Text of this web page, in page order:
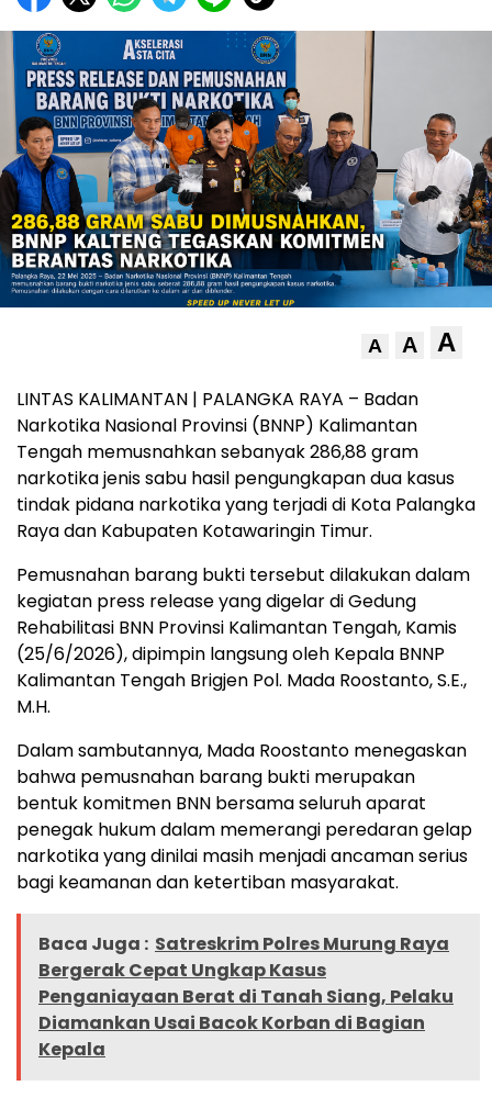
A A A
LINTAS KALIMANTAN | PALANGKA RAYA – Badan
Narkotika Nasional Provinsi (BNNP) Kalimantan
Tengah memusnahkan sebanyak 286,88 gram
narkotika jenis sabu hasil pengungkapan dua kasus
tindak pidana narkotika yang terjadi di Kota Palangka
Raya dan Kabupaten Kotawaringin Timur.
Pemusnahan barang bukti tersebut dilakukan dalam
kegiatan press release yang digelar di Gedung
Rehabilitasi BNN Provinsi Kalimantan Tengah, Kamis
(25/6/2026), dipimpin langsung oleh Kepala BNNP
Kalimantan Tengah Brigjen Pol. Mada Roostanto, S.E.,
M.H.
Dalam sambutannya, Mada Roostanto menegaskan
bahwa pemusnahan barang bukti merupakan
bentuk komitmen BNN bersama seluruh aparat
penegak hukum dalam memerangi peredaran gelap
narkotika yang dinilai masih menjadi ancaman serius
bagi keamanan dan ketertiban masyarakat.
Baca Juga : Satreskrim Polres Murung Raya
Bergerak Cepat Ungkap Kasus
Penganiayaan Berat di Tanah Siang, Pelaku
Diamankan Usai Bacok Korban di Bagian
Kepala